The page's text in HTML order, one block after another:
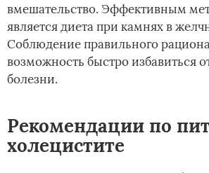
вмешательство. Эффективным
является диета при камнях в
Соблюдение правильного
возможность быстро избавиться
болезни.
Рекомендации по
холецистите